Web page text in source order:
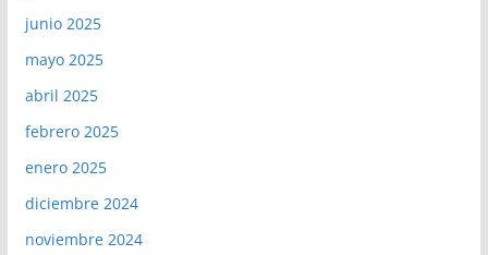
junio 2025
mayo 2025
abril 2025
febrero 2025
enero 2025
diciembre 2024
noviembre 2024